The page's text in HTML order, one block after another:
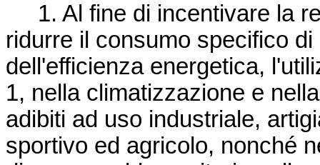
1. Al fine di incentivare la
ridurre il consumo specifico
dell'efficienza energetica,
1, nella climatizzazione e
adibiti ad uso industriale,
sportivo ed agricolo, nonché